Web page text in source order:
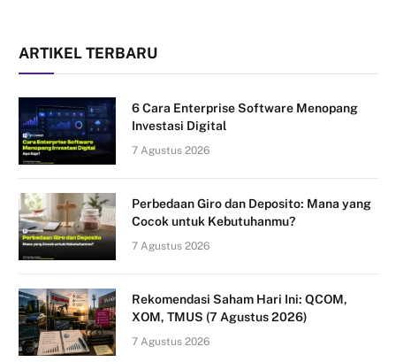
ARTIKEL TERBARU
6 Cara Enterprise Software Menopang
Investasi Digital
7 Agustus 2026
Perbedaan Giro dan Deposito: Mana yang
Cocok untuk Kebutuhanmu?
7 Agustus 2026
Rekomendasi Saham Hari Ini: QCOM,
XOM, TMUS (7 Agustus 2026)
7 Agustus 2026